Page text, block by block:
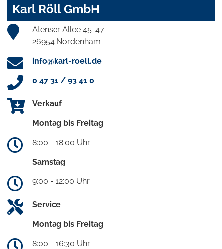
Karl Röll GmbH
Atenser Allee 45-47
26954 Nordenham
info@karl-roell.de
0 47 31 / 93 41 0
Verkauf
Montag bis Freitag
8:00 - 18:00 Uhr
Samstag
9:00 - 12:00 Uhr
Service
Montag bis Freitag
8:00 - 16:30 Uhr